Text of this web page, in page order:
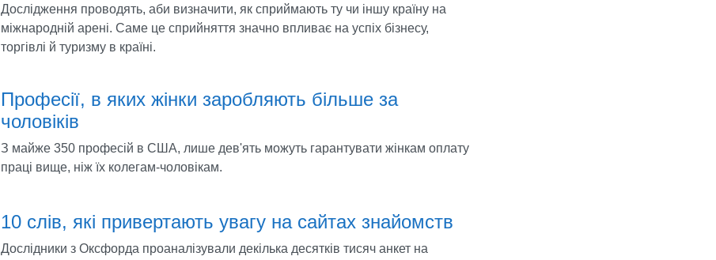
Дослідження проводять, аби визначити, як сприймають ту чи іншу країну на
міжнародній арені. Саме це сприйняття значно впливає на успіх бізнесу,
торгівлі й туризму в країні.
Професії, в яких жінки заробляють більше за
чоловіків
З майже 350 професій в США, лише дев'ять можуть гарантувати жінкам оплату
праці вище, ніж їх колегам-чоловікам.
10 слів, які привертають увагу на сайтах знайомств
Дослідники з Оксфорда проаналізували декілька десятків тисяч анкет на